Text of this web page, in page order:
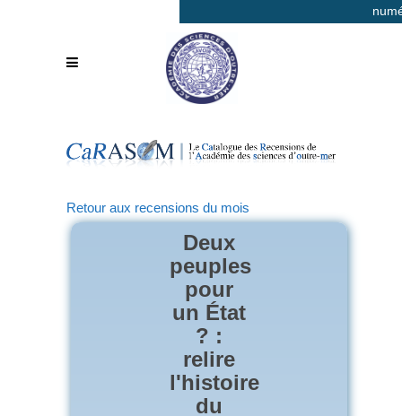
Retour aux recensions du mois
Deux
peuples
pour
un État
? :
relire
l'histoire
du